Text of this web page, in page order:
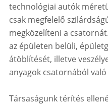
technológiai autók
csak megfelelő
megközelíteni a
az épületen belüli,
átöblítését, illetve
anyagok csatornából
Társaságunk térítés